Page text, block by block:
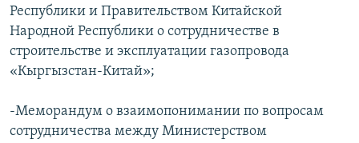
Республики и Правительством Китайской
Народной Республики о сотрудничестве в
строительстве и эксплуатации газопровода
«Кыргызстан-Китай»;
-Меморандум о взаимопонимании по вопросам
сотрудничества между Министерством